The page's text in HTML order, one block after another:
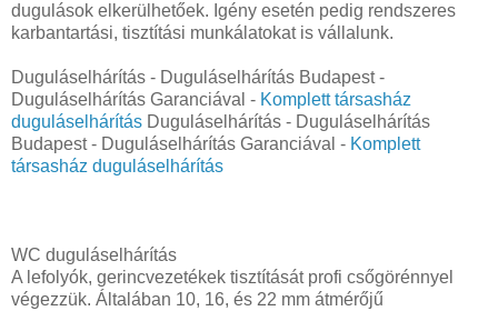
dugulások elkerülhetőek. Igény esetén pedig rendszeres
karbantartási, tisztítási munkálatokat is vállalunk.
Duguláselhárítás - Duguláselhárítás Budapest -
Duguláselhárítás Garanciával - Komplett társasház
duguláselhárítás Duguláselhárítás - Duguláselhárítás
Budapest - Duguláselhárítás Garanciával - Komplett
társasház duguláselhárítás
WC duguláselhárítás
A lefolyók, gerincvezetékek tisztítását profi csőgörénnyel
végezzük. Általában 10, 16, és 22 mm átmérőjű